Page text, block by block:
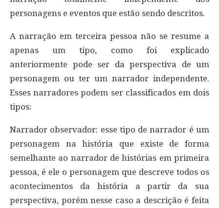
personagens e eventos que estão sendo descritos.
A narração em terceira pessoa não se resume a
apenas um tipo, como foi explicado
anteriormente pode ser da perspectiva de um
personagem ou ter um narrador independente.
Esses narradores podem ser classificados em dois
tipos:
Narrador observador: esse tipo de narrador é um
personagem na história que existe de forma
semelhante ao narrador de histórias em primeira
pessoa, é ele o personagem que descreve todos os
acontecimentos da história a partir da sua
perspectiva, porém nesse caso a descrição é feita